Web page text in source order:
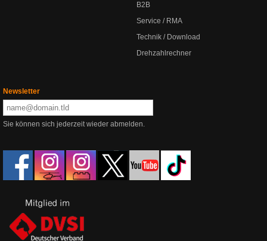
B2B
Service / RMA
Technik / Download
Drehzahlrechner
Newsletter
Sie können sich jederzeit wieder abmelden.